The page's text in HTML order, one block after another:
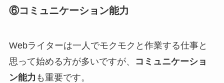
⑥コミュニケーション能力
Webライターは一人でモクモクと作業する仕事と
思って始める方が多いですが、
コミュニケーショ
ン能力 も重要です。